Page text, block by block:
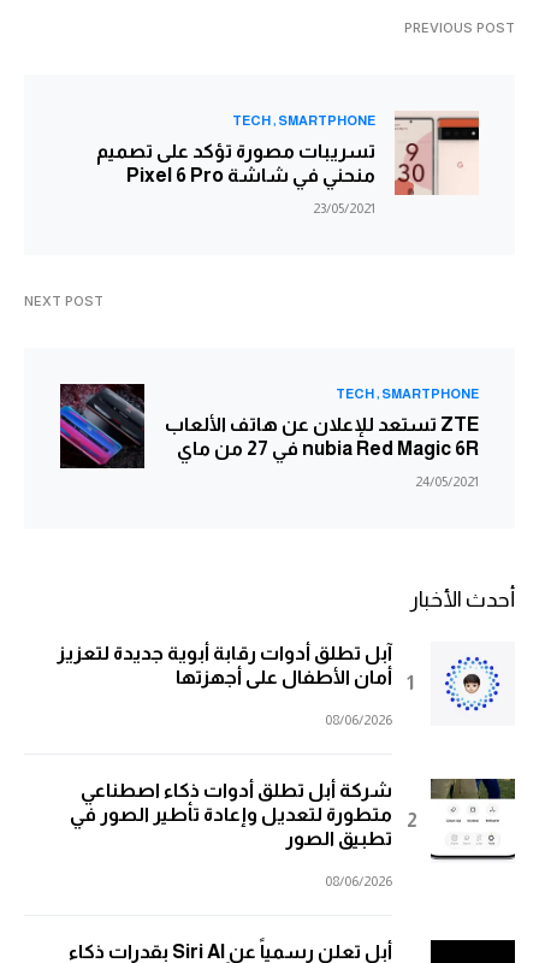
PREVIOUS POST
SMARTPHONE
TECH
تسريبات مصورة تؤكد على تصميم
منحني في شاشة Pixel 6 Pro
23/05/2021
NEXT POST
SMARTPHONE
TECH
ZTE تستعد للإعلان عن هاتف الألعاب
nubia Red Magic 6R في 27 من ماي
24/05/2021
أحدث الأخبار
آبل تطلق أدوات رقابة أبوية جديدة لتعزيز
أمان الأطفال على أجهزتها
08/06/2026
شركة أبل تطلق أدوات ذكاء اصطناعي
متطورة لتعديل وإعادة تأطير الصور في
تطبيق الصور
08/06/2026
أبل تعلن رسمياً عن Siri AI بقدرات ذكاء